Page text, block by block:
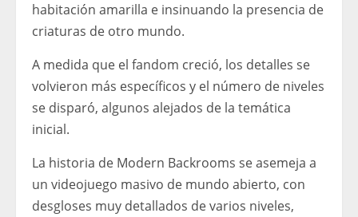
habitación amarilla e insinuando la presencia de
criaturas de otro mundo.
A medida que el fandom creció, los detalles se
volvieron más específicos y el número de niveles
se disparó, algunos alejados de la temática
inicial.
La historia de Modern Backrooms se asemeja a
un videojuego masivo de mundo abierto, con
desgloses muy detallados de varios niveles,